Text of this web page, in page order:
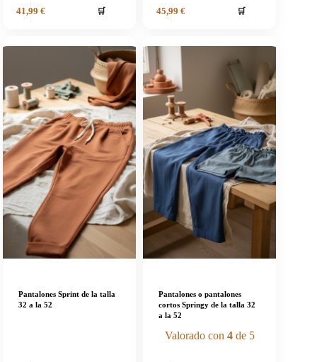
41,99 € 🛒 45,99 € 🛒
Pantalones Sprint de la talla
32 a la 52
Pantalones o pantalones
cortos Springy de la talla 32
a la 52
Valorado con 4de 5